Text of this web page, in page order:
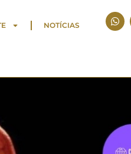
NOTÍCIAS